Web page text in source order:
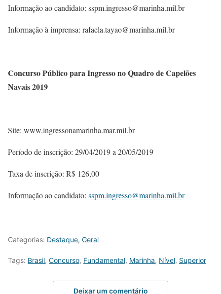
Informação ao candidato: sspm.ingresso@marinha.mil.br
Informação à imprensa: rafaela.tayao@marinha.mil.br
Concurso Público para Ingresso no Quadro de Capelões
Navais 2019
Site: www.ingressonamarinha.mar.mil.br
Período de inscrição: 29/04/2019 a 20/05/2019
Taxa de inscrição: R$ 126,00
Informação ao candidato: sspm.ingresso@marinha.mil.br
Categorias: Destaque, Geral
Tags: Brasil, Concurso, Fundamental, Marinha, Nível, Superior
Deixar um comentário